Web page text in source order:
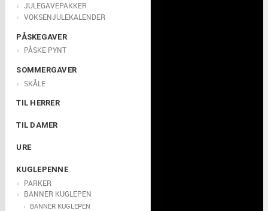
JULEGAVEPAKKER
VOKSENJULEKALENDER
PÅSKEGAVER
PÅSKE PYNT
SOMMERGAVER
SKÅLE
TIL HERRER
TIL DAMER
URE
KUGLEPENNE
PARKER
BANNER KUGLEPEN
BANNER KUGLEPEN